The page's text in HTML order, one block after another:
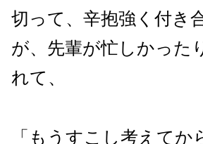
切って、辛抱強く付き
が、先輩が忙しかった
れて、
「もうすこし考えて